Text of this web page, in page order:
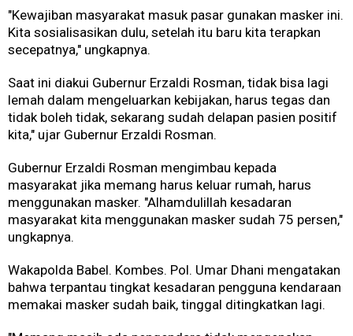
"Kewajiban masyarakat masuk pasar gunakan masker ini.
Kita sosialisasikan dulu, setelah itu baru kita terapkan
secepatnya," ungkapnya.
Saat ini diakui Gubernur Erzaldi Rosman, tidak bisa lagi
lemah dalam mengeluarkan kebijakan, harus tegas dan
tidak boleh tidak, sekarang sudah delapan pasien positif
kita," ujar Gubernur Erzaldi Rosman.
Gubernur Erzaldi Rosman mengimbau kepada
masyarakat jika memang harus keluar rumah, harus
menggunakan masker. "Alhamdulillah kesadaran
masyarakat kita menggunakan masker sudah 75 persen,"
ungkapnya.
Wakapolda Babel. Kombes. Pol. Umar Dhani mengatakan
bahwa terpantau tingkat kesadaran pengguna kendaraan
memakai masker sudah baik, tinggal ditingkatkan lagi.